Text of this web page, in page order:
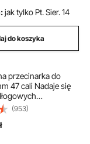
jak tylko Pt. Sier. 14
do koszyka
przecinarka do
47 cali Nadaje się
i ceramicznych 47
(953)